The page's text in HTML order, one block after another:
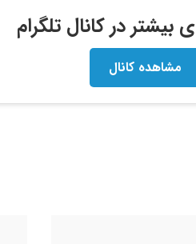
در کانال تلگرام
مشاهده کانال